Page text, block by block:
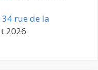
rue de la
2026